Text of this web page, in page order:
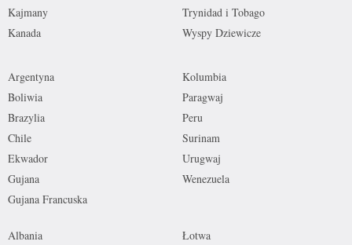
Kajmany
Kanada
Trynidad i Tobago
Wyspy Dziewicze
Argentyna
Boliwia
Brazylia
Chile
Ekwador
Gujana
Gujana Francuska
Kolumbia
Paragwaj
Peru
Surinam
Urugwaj
Wenezuela
Albania
Łotwa